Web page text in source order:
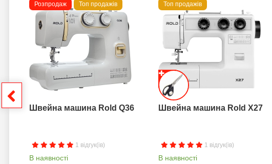
Розпродаж Топ продажів
Швейна машина Rold Q36
1 відгук(ів)
В наявності
Топ продажів
Швейна машина Rold X27
1 відгук(ів)
В наявності